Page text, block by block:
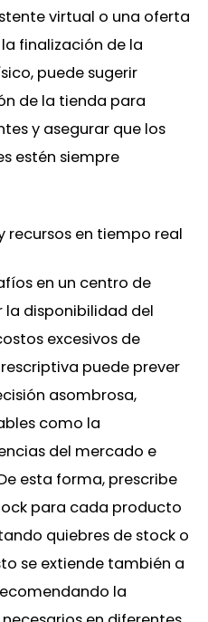
virtual o una oferta
finalización de la
puede sugerir
de la tienda para
y asegurar que los
estén siempre
recursos en tiempo real
en un centro de
la disponibilidad del
excesivos de
puede prever
asombrosa,
como la
del mercado e
esta forma, prescribe
para cada producto
quiebres de stock o
se extiende también a
la